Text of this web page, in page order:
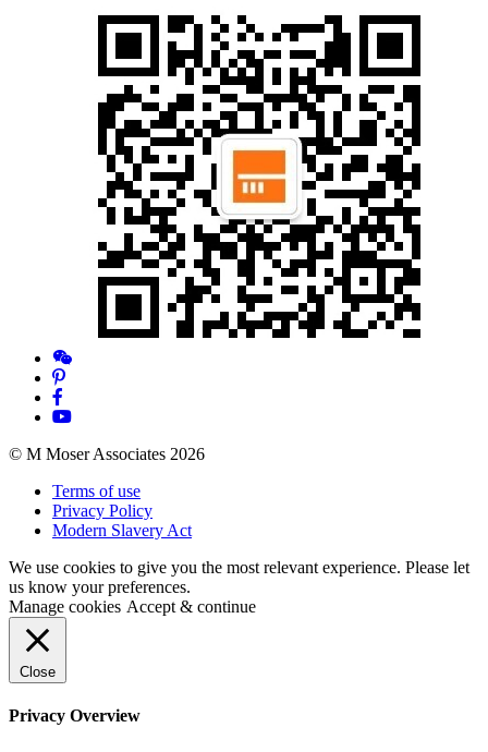
© M Moser Associates 2026
Terms of use
Privacy Policy
Modern Slavery Act
We use cookies to give you the most relevant experience. Please let
us know your preferences.
Manage cookies Accept & continue
Close
Privacy Overview